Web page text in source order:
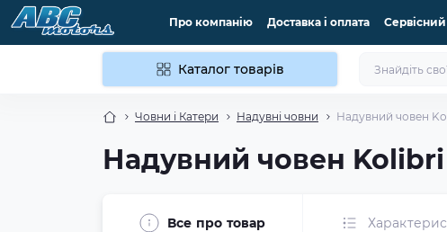
Про компанію Доставка і оплата
Каталог товарів
Човни і Катери Надувні човни Надувний човен
Надувний човен
Все про товар